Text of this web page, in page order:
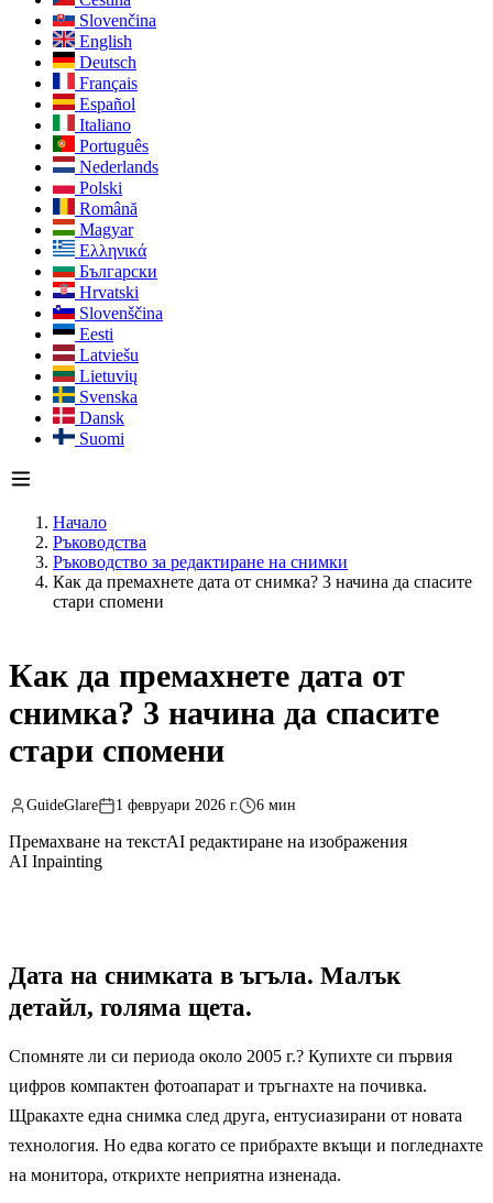
Slovenčina
English
Deutsch
Français
Español
Italiano
Português
Nederlands
Polski
Română
Magyar
Ελληνικά
Български
Hrvatski
Slovenščina
Eesti
Latviešu
Lietuvių
Svenska
Dansk
Suomi
Начало
Ръководства
Ръководство за редактиране на снимки
Как да премахнете дата от снимка? 3 начина да спасите
стари спомени
Как да премахнете дата от
снимка? 3 начина да спасите
стари спомени
GuideGlare 1 февруари 2026 г. 6 мин
Премахване на текстAI редактиране на изображения
AI Inpainting
Дата на снимката в ъгъла. Малък
детайл, голяма щета.
Спомняте ли си периода около 2005 г.? Купихте си първия
цифров компактен фотоапарат и тръгнахте на почивка.
Щракахте една снимка след друга, ентусиазирани от новата
технология. Но едва когато се прибрахте вкъщи и погледнахте
на монитора, открихте неприятна изненада.